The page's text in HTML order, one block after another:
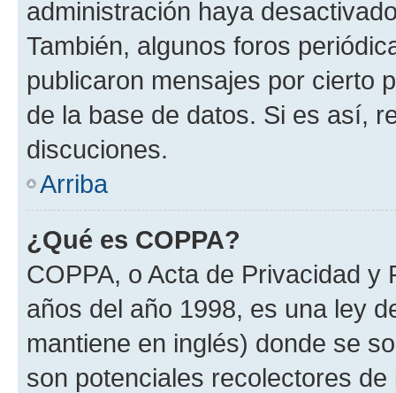
administración haya
También, algunos foros
publicaron mensajes por cierto
de la base de datos. Si es así,
discuciones.
Arriba
¿Qué es COPPA?
COPPA, o Acta de Privacidad
años del año 1998, es una ley
mantiene en inglés) donde se
son potenciales recolectores